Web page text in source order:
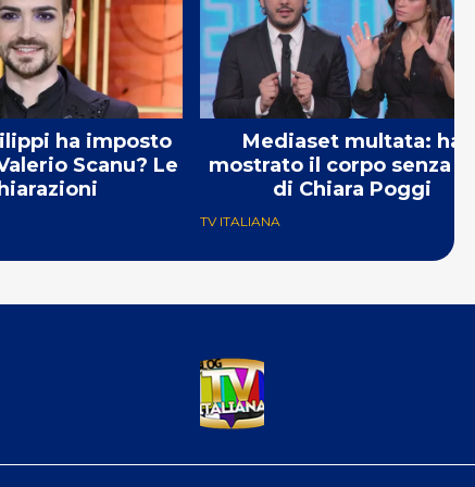
ha imposto
Scanu? Le
Mediaset multata: ha
mostrato il corpo senza
di Chiara Poggi
TV ITALIANA